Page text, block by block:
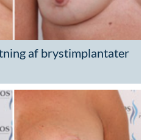
af brystimplantater